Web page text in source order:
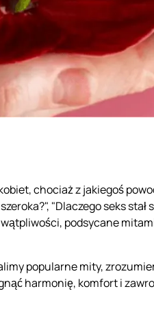
chociaż z jakiegoś
"Dlaczego seks
podsycane
popularne mity,
harmonię, komfort i